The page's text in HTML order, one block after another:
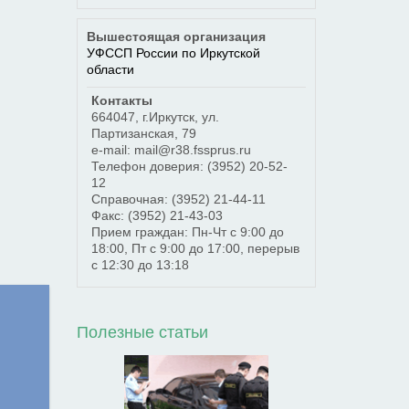
Вышестоящая организация
УФССП России по Иркутской
области
Контакты
664047
г.Иркутск, ул.
Партизанская, 79
e-mail: mail@r38.fssprus.ru
Телефон доверия: (3952) 20-52-
12
Справочная: (3952) 21-44-11
Факс: (3952) 21-43-03
Прием граждан: Пн-Чт с 9:00 до
18:00, Пт с 9:00 до 17:00, перерыв
с 12:30 до 13:18
Полезные статьи